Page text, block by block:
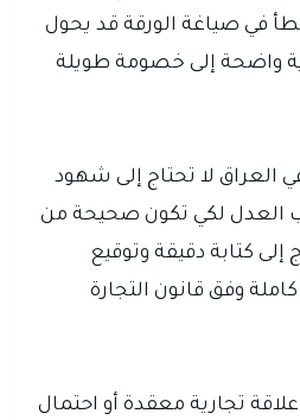
في صياغة الورقة قد يحول
واضحة إلى خصومة طويلة
العراق لا تحتاج إلى شهود
العدل لكي تكون صحيحة من
كتابة دقيقة وتوقيع
وفق قانون التجارة
علاقة تجارية معقدة أو احتمال